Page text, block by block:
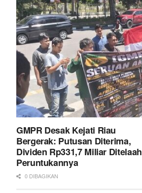
GMPR Desak Kejati Riau
Bergerak: Putusan Diterima,
Dividen Rp331,7 Miliar Ditelaah
Peruntukannya
0 DIBAGIKAN